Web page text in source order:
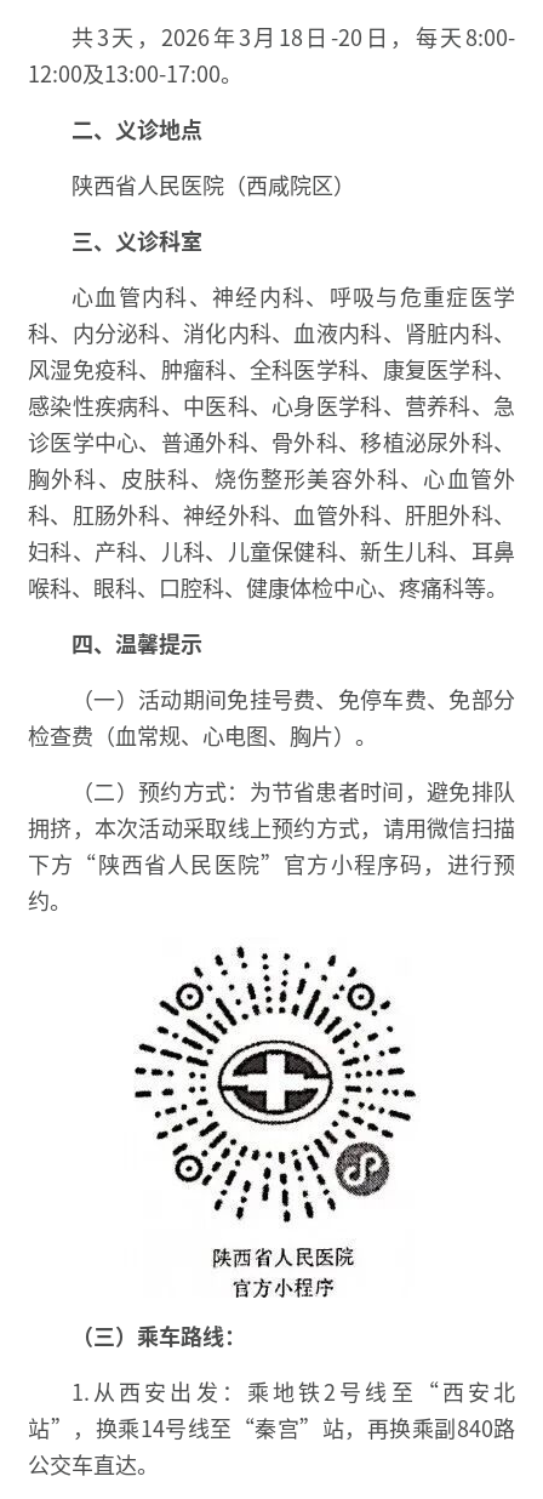
共3天，2026年3月18日-20日，每天8:00-
12:00及13:00-17:00。
二、 义诊地点
陕西省人民医院（西咸院区）
三、 义诊科室
心血管内科、神经内科、呼吸与危重症医学
科、内分泌科、消化内科、血液内科、肾脏内科、
风湿免疫科、肿瘤科、全科医学科、康复医学科、
感染性疾病科、中医科、心身医学科、营养科、急
诊医学中心、普通外科、骨外科、移植泌尿外科、
胸外科、皮肤科、烧伤整形美容外科、心血管外
科、肛肠外科、神经外科、血管外科、肝胆外科、
妇科、产科、儿科、儿童保健科、新生儿科、耳鼻
喉科、眼科、口腔科、健康体检中心、疼痛科等。
四、 温馨提示
（一）活动期间免挂号费、免停车费、免部分
检查费（血常规、心电图、胸片）。
（二）预约方式：为节省患者时间，避免排队
拥挤，本次活动采取线上预约方式，请用微信扫描
下方“陕西省人民医院”官方小程序码，进行预
约。
（三）乘车路线：
1.从西安出发：乘地铁2号线至“西安北
站”，换乘14号线至“秦宫”站，再换乘副840路
公交车直达。